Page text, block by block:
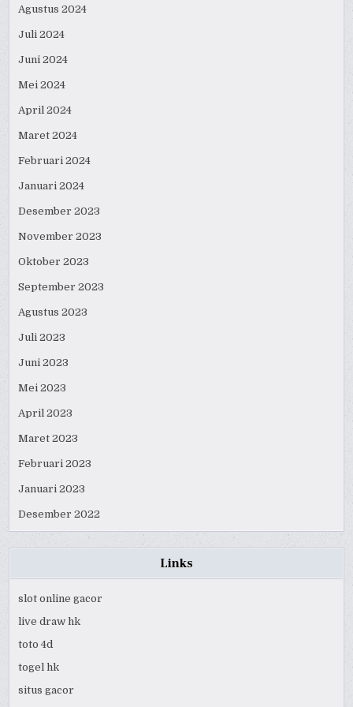
Agustus 2024
Juli 2024
Juni 2024
Mei 2024
April 2024
Maret 2024
Februari 2024
Januari 2024
Desember 2023
November 2023
Oktober 2023
September 2023
Agustus 2023
Juli 2023
Juni 2023
Mei 2023
April 2023
Maret 2023
Februari 2023
Januari 2023
Desember 2022
Links
slot online gacor
live draw hk
toto 4d
togel hk
situs gacor